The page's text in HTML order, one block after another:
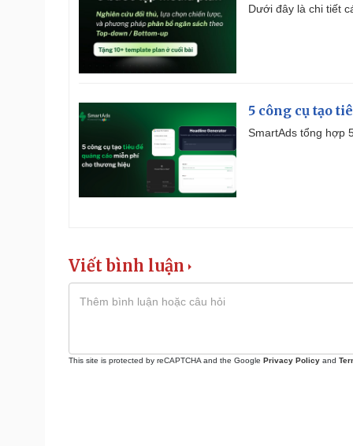
Dưới đây là chi tiết
5 công cụ tạo
SmartAds tổng hợp
Viết bình luận
This site is protected by reCAPTCHA and the Google Privacy Policy and